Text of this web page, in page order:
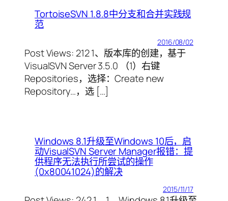
TortoiseSVN 1.8.8中分支和合并实践规
范
2016/08/02
Post Views: 212 1、版本库的创建，基于
VisualSVN Server 3.5.0 （1）右键
Repositories，选择：Create new
Repository…，选 […]
Windows 8.1升级至Windows 10后，启
动VisualSVN Server Manager报错：提
供程序无法执行所尝试的操作
(0x80041024)的解决
2015/11/17